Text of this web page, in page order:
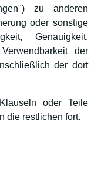
zu anderen
oder sonstige
Genauigkeit,
der
der dort
oder Teile
die restlichen fort.